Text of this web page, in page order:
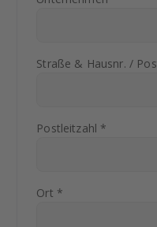
Straße & Hausnr. /
Postleitzahl *
Ort *